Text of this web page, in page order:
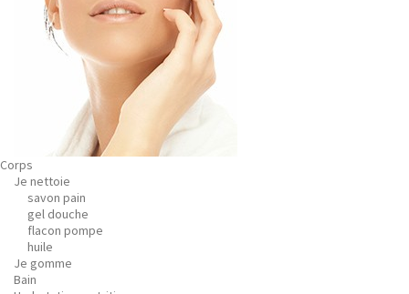
Corps
Je nettoie
savon pain
gel douche
flacon pompe
huile
Je gomme
Bain